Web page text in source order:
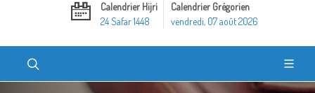
Calendrier Hijri
24 Safar 1448
Calendrier Grégorien
vendredi, 07 août 2026